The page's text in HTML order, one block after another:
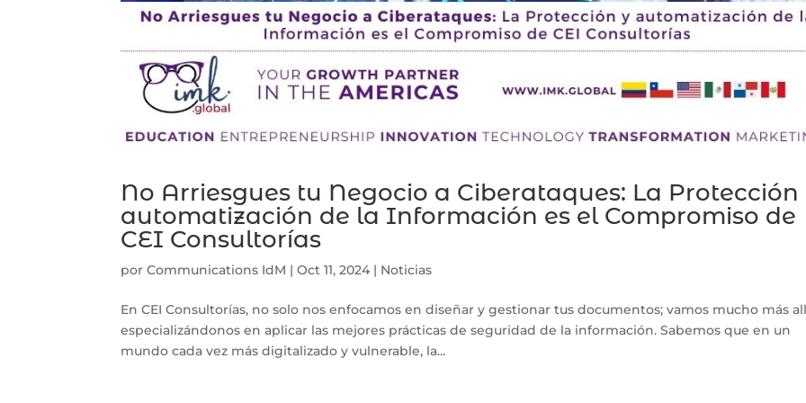
No Arriesgues tu Negocio a Ciberataques: La
automatización de la Información es el Compromiso de
CEI Consultorías
porCommunications IdM |Oct 11, 2024 | Noticias
En CEI Consultorías, no solo nos enfocamos en diseñar y gestionar tus documentos; vamos mucho más
especializándonos en aplicar las mejores prácticas de seguridad de la información. Sabemos que en un
mundo cada vez más digitalizado y vulnerable, la...